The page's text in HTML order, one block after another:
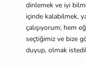
dinlemek ve iyi
içinde kalabilmek,
çalışıyorum; hem
seçtiğimiz ve bize
duyup, olmak